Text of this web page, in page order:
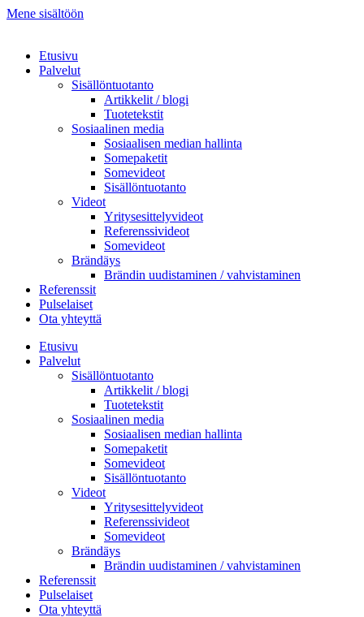
Mene sisältöön
Etusivu
Palvelut
Sisällöntuotanto
Artikkelit / blogi
Tuotetekstit
Sosiaalinen media
Sosiaalisen median hallinta
Somepaketit
Somevideot
Sisällöntuotanto
Videot
Yritysesittelyvideot
Referenssivideot
Somevideot
Brändäys
Brändin uudistaminen / vahvistaminen
Referenssit
Pulselaiset
Ota yhteyttä
Etusivu
Palvelut
Sisällöntuotanto
Artikkelit / blogi
Tuotetekstit
Sosiaalinen media
Sosiaalisen median hallinta
Somepaketit
Somevideot
Sisällöntuotanto
Videot
Yritysesittelyvideot
Referenssivideot
Somevideot
Brändäys
Brändin uudistaminen / vahvistaminen
Referenssit
Pulselaiset
Ota yhteyttä